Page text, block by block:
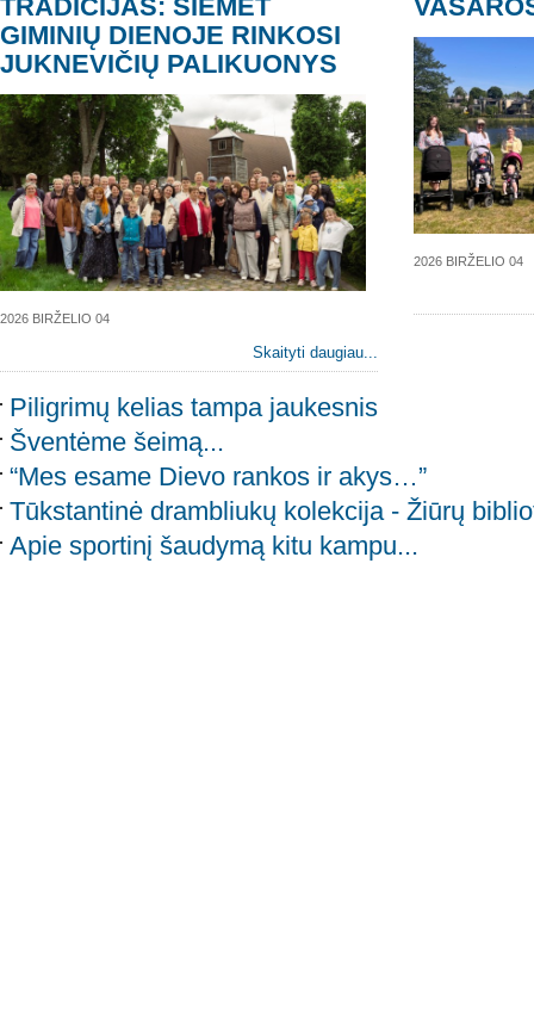
TRADICIJAS: ŠIEMET
GIMINIŲ DIENOJE RINKOSI
JUKNEVIČIŲ PALIKUONYS
2026 BIRŽELIO 04
Skaityti daugiau...
2026 BIRŽELIO 04
Piligrimų kelias tampa jaukesnis
Šventėme šeimą...
“Mes esame Dievo rankos ir akys…”
Tūkstantinė drambliukų kolekcija - Žiūrų
Apie sportinį šaudymą kitu kampu...